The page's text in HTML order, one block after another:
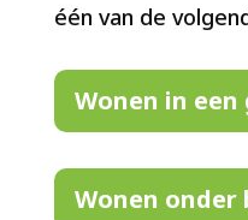
één van de
Wonen in een
Wonen onder